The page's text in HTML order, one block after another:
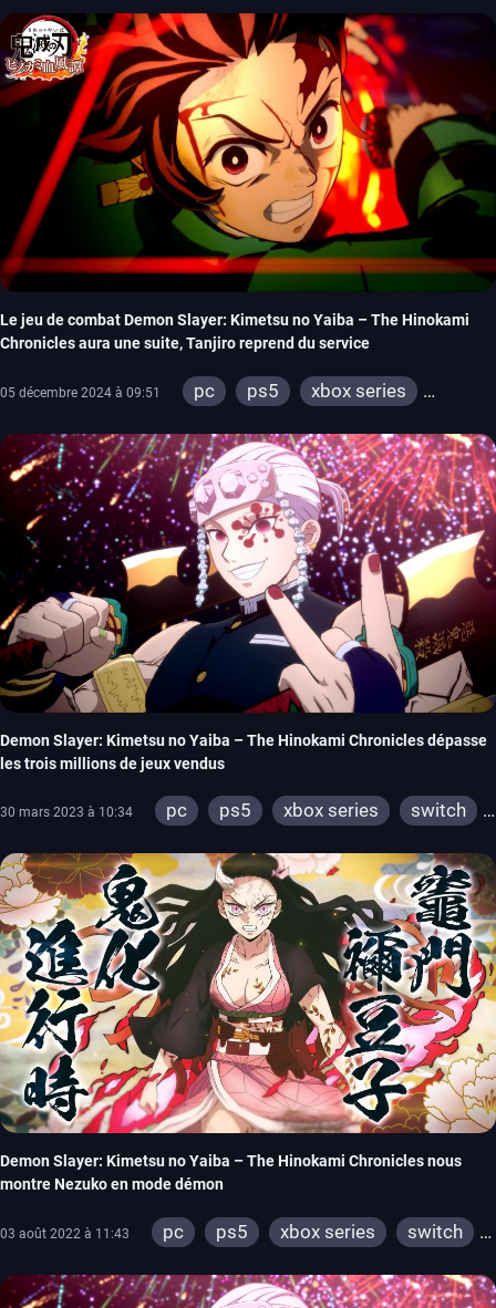
Le jeu de combat Demon Slayer: Kimetsu no Yaiba – The Hinokami
Chronicles aura une suite, Tanjiro reprend du service
05 décembre 2024 à 09:51 pc ps5
xbox series
Demon Slayer: Kimetsu no Yaiba – The Hinokami Chronicles dépasse
les trois millions de jeux vendus
30 mars 2023 à 10:34 pc ps5 xbox series
switch
Demon Slayer: Kimetsu no Yaiba – The Hinokami Chronicles nous
montre Nezuko en mode démon
03 août 2022 à 11:43 pc ps5 xbox series
switch